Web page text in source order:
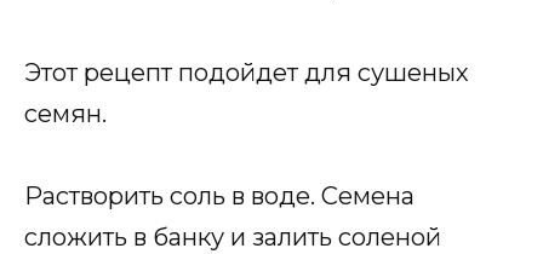
Этот рецепт подойдет для сушеных
семян.
Растворить соль в воде. Семена
сложить в банку и залить соленой